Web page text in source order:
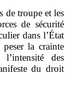
de troupe et les
de sécurité
dans l’État
la crainte
des
du droit